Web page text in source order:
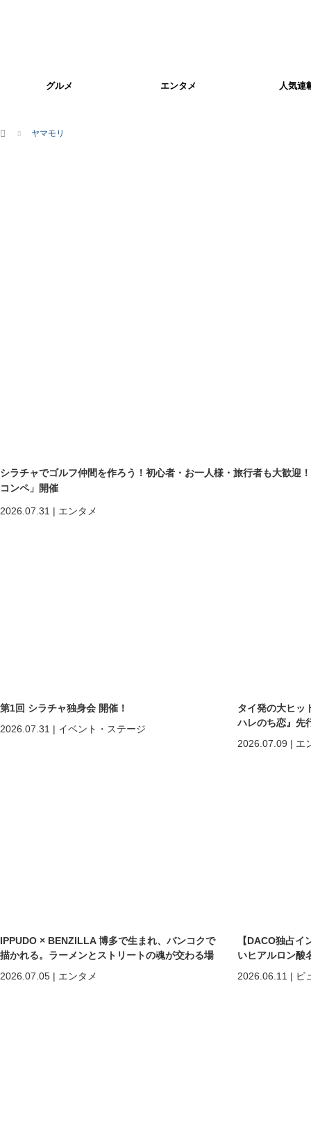
グルメ エンタメ 人気連
ホーム ヤマモリ
シラチャでゴルフ仲間を作ろう！初心者・お一人様・旅行者も大歓迎
コンペ」開催
2026.07.31 | エンタメ
第1回 シラチャ独身会 開催！
2026.07.31 | イベント・ステージ
タイ発の大ヒッ
ハレのち恋』先
2026.07.09 | エ
IPPUDO × BENZILLA 博多で生まれ、バンコクで
描かれる。ラーメンとストリートの魂が交わる場
2026.07.05 | エンタメ
【DACO独占
いヒアルロン酸
しくなる」だ
めの美容医療
2026.06.11 | ビ